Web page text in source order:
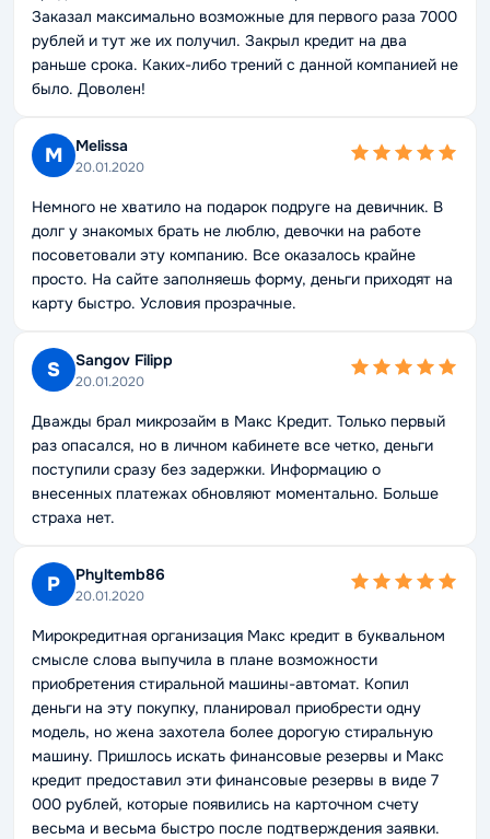
Заказал максимально возможные для первого раза 7000
рублей и тут же их получил. Закрыл кредит на два
раньше срока. Каких-либо трений с данной компанией не
было. Доволен!
M Melissa
20.01.2020
Немного не хватило на подарок подруге на девичник. В
долг у знакомых брать не люблю, девочки на работе
посоветовали эту компанию. Все оказалось крайне
просто. На сайте заполняешь форму, деньги приходят на
карту быстро. Условия прозрачные.
S Sangov Filipp
20.01.2020
Дважды брал микрозайм в Макс Кредит. Только первый
раз опасался, но в личном кабинете все четко, деньги
поступили сразу без задержки. Информацию о
внесенных платежах обновляют моментально. Больше
страха нет.
P Phyltemb86
20.01.2020
Мирокредитная организация Макс кредит в буквальном
смысле слова выпучила в плане возможности
приобретения стиральной машины-автомат. Копил
деньги на эту покупку, планировал приобрести одну
модель, но жена захотела более дорогую стиральную
машину. Пришлось искать финансовые резервы и Макс
кредит предоставил эти финансовые резервы в виде 7
000 рублей, которые появились на карточном счету
весьма и весьма быстро после подтверждения заявки.